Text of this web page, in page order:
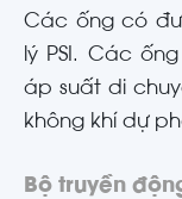
Các ống có
lý PSI. Các
áp suất di
không khí dự
Bộ truyền